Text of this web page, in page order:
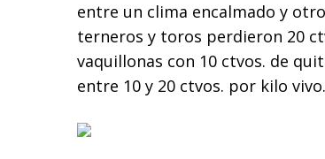
entre un clima encalmado y
terneros y toros perdieron 20
vaquillonas con 10 ctvos. de
entre 10 y 20 ctvos. por kilo vivo.